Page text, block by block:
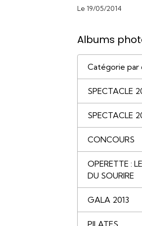
Le 19/05/2014
Albums
Catégorie par
SPECTACLE
SPECTACLE
CONCOURS
OPERETTE :
DU SOURIRE
GALA 2013
PILATES